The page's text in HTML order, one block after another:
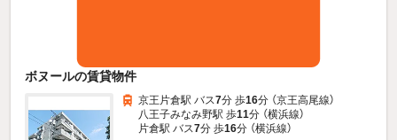
ボヌールの賃貸物件
京王片倉駅 バス7分 歩16分 （京王高尾線）
八王子みなみ野駅 歩11分 （横浜線）
片倉駅 バス7分 歩16分 （横浜線）